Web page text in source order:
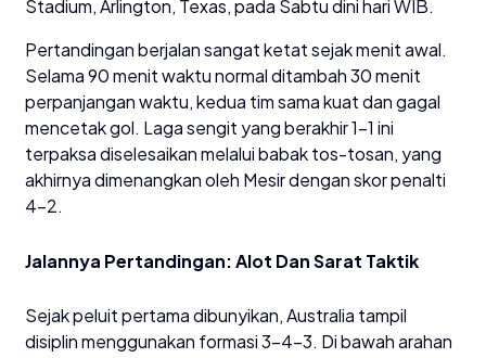
Stadium, Arlington, Texas, pada Sabtu dini hari WIB.
​Pertandingan berjalan sangat ketat sejak menit awal.
Selama 90 menit waktu normal ditambah 30 menit
perpanjangan waktu, kedua tim sama kuat dan gagal
mencetak gol. Laga sengit yang berakhir 1–1 ini
terpaksa diselesaikan melalui babak tos-tosan, yang
akhirnya dimenangkan oleh Mesir dengan skor penalti
4–2.
​Jalannya Pertandingan: Alot Dan Sarat Taktik
​Sejak peluit pertama dibunyikan, Australia tampil
disiplin menggunakan formasi 3-4-3. Di bawah arahan